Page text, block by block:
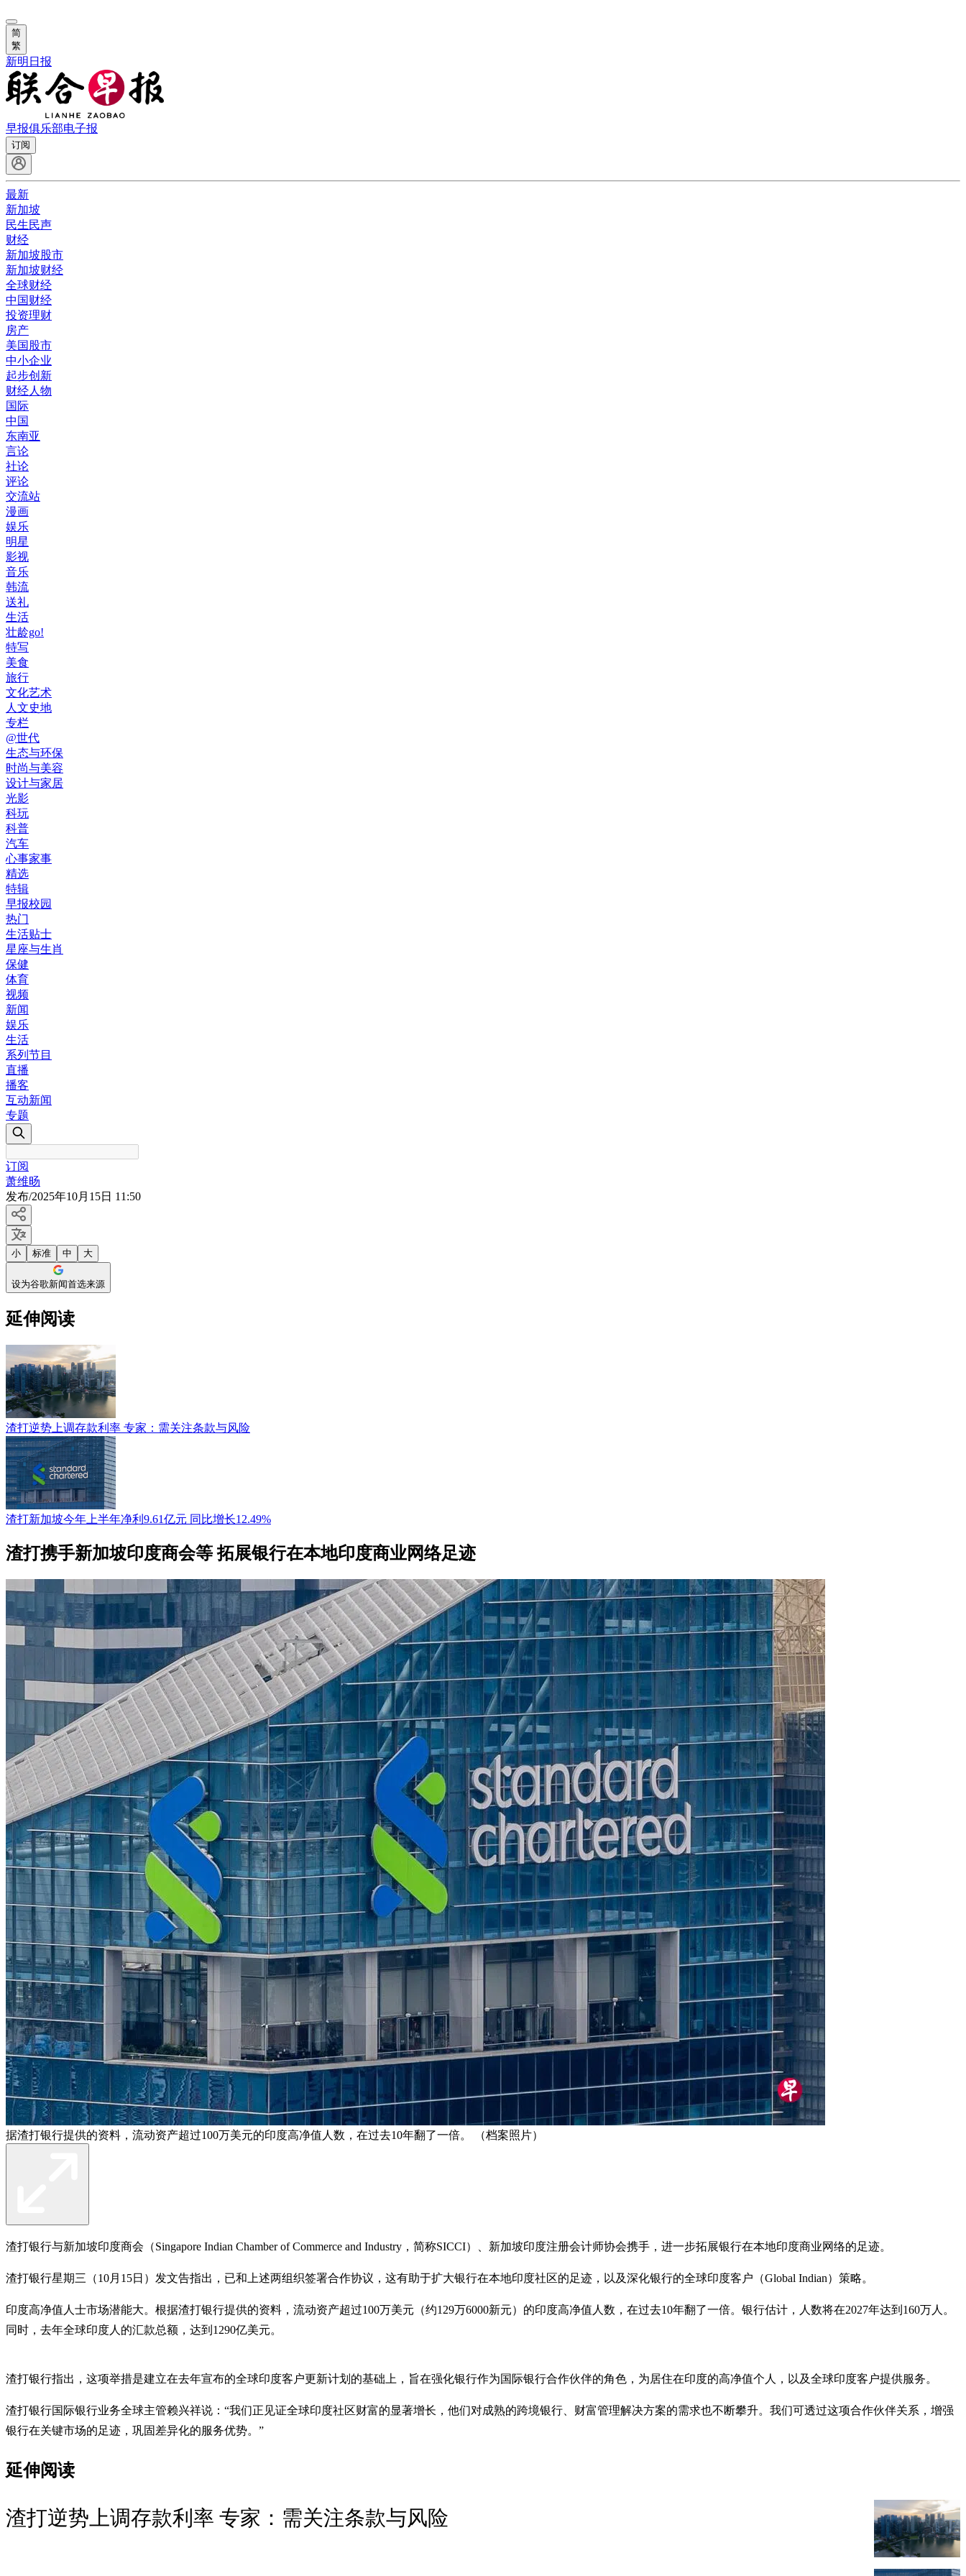
简
繁
新明日报
早报俱乐部电子报
订阅
最新
新加坡
民生民声
财经
新加坡股市
新加坡财经
全球财经
中国财经
投资理财
房产
美国股市
中小企业
起步创新
财经人物
国际
中国
东南亚
言论
社论
评论
交流站
漫画
娱乐
明星
影视
音乐
韩流
送礼
生活
壮龄go!
特写
美食
旅行
文化艺术
人文史地
专栏
@世代
生态与环保
时尚与美容
设计与家居
光影
科玩
科普
汽车
心事家事
精选
特辑
早报校园
热门
生活贴士
星座与生肖
保健
体育
视频
新闻
娱乐
生活
系列节目
直播
播客
互动新闻
专题
订阅
萧维旸
发布/2025年10月15日 11:50
小 标准 中 大
设为谷歌新闻首选来源
延伸阅读
渣打逆势上调存款利率 专家：需关注条款与风险
渣打新加坡今年上半年净利9.61亿元 同比增长12.49%
渣打携手新加坡印度商会等 拓展银行在本地印度商业网络足迹
据渣打银行提供的资料，流动资产超过100万美元的印度高净值人数，在过去10年翻了一倍。 （档案照片）
渣打银行与新加坡印度商会（Singapore Indian Chamber of Commerce and Industry，简称SICCI）、新加坡印度注册会计师协会携手，进一步拓展银行在本地印度商业网络的足迹。
渣打银行星期三（10月15日）发文告指出，已和上述两组织签署合作协议，这有助于扩大银行在本地印度社区的足迹，以及深化银行的全球印度客户（Global Indian）策略。
印度高净值人士市场潜能大。根据渣打银行提供的资料，流动资产超过100万美元（约129万6000新元）的印度高净值人数，在过去10年翻了一倍。银行估计，人数将在2027年达到160万人。
同时，去年全球印度人的汇款总额，达到1290亿美元。
渣打银行指出，这项举措是建立在去年宣布的全球印度客户更新计划的基础上，旨在强化银行作为国际银行合作伙伴的角色，为居住在印度的高净值个人，以及全球印度客户提供服务。
渣打银行国际银行业务全球主管赖兴祥说：“我们正见证全球印度社区财富的显著增长，他们对成熟的跨境银行、财富管理解决方案的需求也不断攀升。我们可透过这项合作伙伴关系，增强
银行在关键市场的足迹，巩固差异化的服务优势。”
延伸阅读
渣打逆势上调存款利率 专家：需关注条款与风险